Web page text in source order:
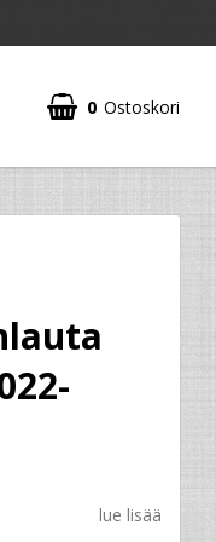
0 Ostoskori
lue lisää